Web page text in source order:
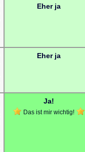
Eher ja
Eher ja
Ja!
Das ist mir wichtig!